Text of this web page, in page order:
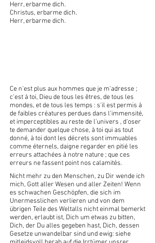
Herr, erbarme dich.
Christus, erbarme dich.
Herr, erbarme dich.
Ce n'est plus aux hommes que je m'adresse ;
c'est à toi, Dieu de tous les êtres, de tous les
mondes, et de tous les temps : s'il est permis à
de faibles créatures perdues dans l'immensité,
et imperceptibles au reste de l'univers , d'oser
te demander quelque chose, à toi qui as tout
donné, à toi dont les décrets sont immuables
comme éternels, daigne regarder en pitié les
erreurs attachées à notre nature ; que ces
erreurs ne fassent point nos calamités.
Nicht mehr zu den Menschen, zu Dir wende ich
mich, Gott aller Wesen und aller Zeiten! Wenn
es schwachen Geschöpfen, die sich im
Unermesslichen verlieren und von dem
übrigen Teile des Weltalls nicht einmal bemerkt
werden, erlaubt ist, Dich um etwas zu bitten,
Dich, der Du alles gegeben hast, Dich, dessen
Gesetze unwandelbar sind und ewig: siehe